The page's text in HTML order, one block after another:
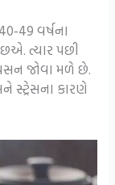
49 વર્ષના
ત્યાર પછી
જોવા મળે છે.
સ્ટ્રેસના કારણે